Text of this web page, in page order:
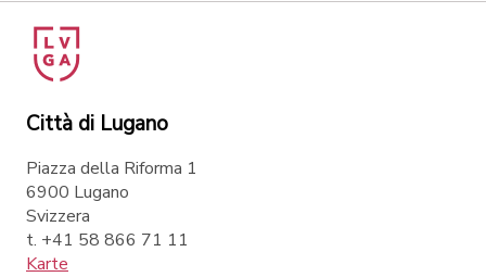
Città di Lugano
Piazza della Riforma 1
6900 Lugano
Svizzera
t. +41 58 866 71 11
Karte